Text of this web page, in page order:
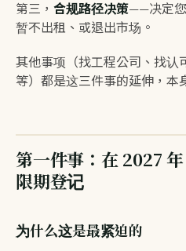
第三， 合规路径决策——决定您
暂不出租、或退出市场。
其他事项（找工程公司、找认
等）都是这三件事的延伸，本
第一件事：在 2027
限期登记
为什么这是最紧迫的